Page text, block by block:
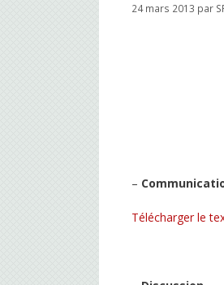
24 mars 2013 par
–
Télécharger le